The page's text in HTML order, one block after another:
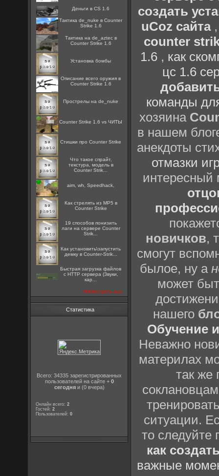
Деньги в CS 1.6
Тактика de_nuke в Counter
Strike 1.6
Тактика на de_aztec в
Counter Strike 1.6
Установка бомбы
Описание всего оружия в
Counter Strike 1.6
Прострелы на de_nuke
Counter Strike 1.6 vs ЧИТЫ
Стишки про Counter Strike
Что такое спрайт,
текстура, модель в
Counter Strik...
aim, wh, Speedhack,
Как стрелять из MP5 в
Counter Strike
19 способов понизить
лаги на сервере Counter
Strik...
Как установить\запустить
демку в Counter-Strik...
Быстрая загрузка файлов
с HTTP сервера (Звуки,
кар...
посмотреть все
Статистика
Всего: 34335 зарегистрированных
пользователей на сайте + 0
сегодняи (0 вчера)
Онлайн всего:2
Гостей:2
Пользователей:0
создать
uCoz сайта
counter
1.6, как
цс 1.6
команды
хозяина
в нашем
анекдоты
отмазки
интересный
новичков,
смогут
былое, ну а
может
нашего
Обучение
Неважно
материлах
так же
ситуации.
то
как
важные